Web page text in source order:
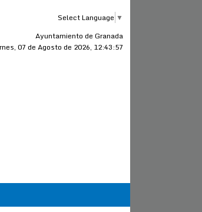
Select Language ▼
Ayuntamiento de Granada
07 de Agosto de 2026, 12:43:57